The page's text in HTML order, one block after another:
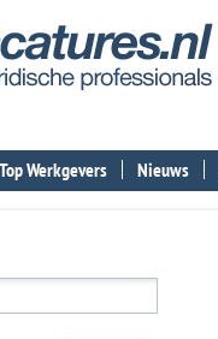
Top Werkgevers Nieuws